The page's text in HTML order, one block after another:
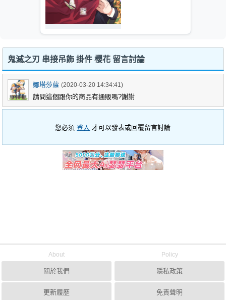
鬼滅之刃 串接吊飾 掛件 櫻花 留言討論
娜塔莎蘿 (2020-03-20 14:34:41)
請問這個跟你的商品有通販嗎?謝謝
您必須登入 才可以發表或回覆留言討論
About
關於我們
更新履歷
Policy
隱私政策
免責聲明